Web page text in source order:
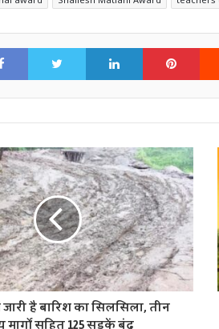
FacebookTwitter LinkedIn
है बारिश का सिलसिला, तीन